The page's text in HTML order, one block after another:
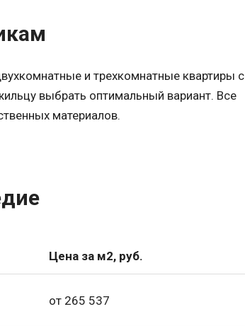
и трехкомнатные квартиры с
выбрать оптимальный вариант. Все
материалов.
Цена за м2, руб.
от 265 537